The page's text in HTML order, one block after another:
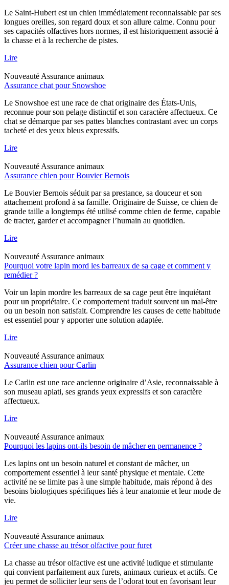
Le Saint-Hubert est un chien immédiatement reconnaissable par ses
longues oreilles, son regard doux et son allure calme. Connu pour
ses capacités olfactives hors normes, il est historiquement associé à
la chasse et à la recherche de pistes.
Lire
Nouveauté Assurance animaux
Assurance chat pour Snowshoe
Le Snowshoe est une race de chat originaire des États-Unis,
reconnue pour son pelage distinctif et son caractère affectueux. Ce
chat se démarque par ses pattes blanches contrastant avec un corps
tacheté et des yeux bleus expressifs.
Lire
Nouveauté Assurance animaux
Assurance chien pour Bouvier Bernois
Le Bouvier Bernois séduit par sa prestance, sa douceur et son
attachement profond à sa famille. Originaire de Suisse, ce chien de
grande taille a longtemps été utilisé comme chien de ferme, capable
de tracter, garder et accompagner l’humain au quotidien.
Lire
Nouveauté Assurance animaux
Pourquoi votre lapin mord les barreaux de sa cage et comment y
remédier ?
Voir un lapin mordre les barreaux de sa cage peut être inquiétant
pour un propriétaire. Ce comportement traduit souvent un mal-être
ou un besoin non satisfait. Comprendre les causes de cette habitude
est essentiel pour y apporter une solution adaptée.
Lire
Nouveauté Assurance animaux
Assurance chien pour Carlin
Le Carlin est une race ancienne originaire d’Asie, reconnaissable à
son museau aplati, ses grands yeux expressifs et son caractère
affectueux.
Lire
Nouveauté Assurance animaux
Pourquoi les lapins ont-ils besoin de mâcher en permanence ?
Les lapins ont un besoin naturel et constant de mâcher, un
comportement essentiel à leur santé physique et mentale. Cette
activité ne se limite pas à une simple habitude, mais répond à des
besoins biologiques spécifiques liés à leur anatomie et leur mode de
vie.
Lire
Nouveauté Assurance animaux
Créer une chasse au trésor olfactive pour furet
La chasse au trésor olfactive est une activité ludique et stimulante
qui convient parfaitement aux furets, animaux curieux et actifs. Ce
jeu permet de solliciter leur sens de l’odorat tout en favorisant leur